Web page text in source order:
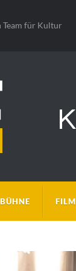
Team für Kultur
BÜHNE FILM